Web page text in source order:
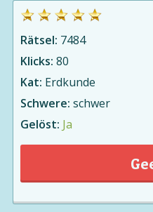
Rätsel: 7484
Klicks: 80
Kat: Erdkunde
Schwere: schwer
Gelöst: Ja